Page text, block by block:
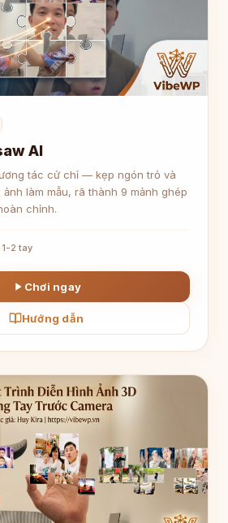
AI
tác cử chỉ — kẹp ngón trỏ và
làm mẫu, rã thành 9 mảnh ghép
chỉnh.
2 tay
Chơi ngay
Hướng dẫn